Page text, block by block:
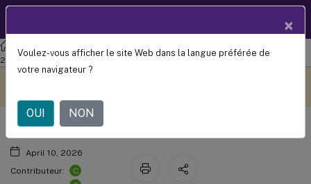
Agent de livraison virtuel Linux
Agent de livraison virtuel Linux
2210
Ce contenu a été traduit
HDX™Insight
April 10, 2026
Contributeur:
C
×
Voulez-vous afficher le site Web dans la langue préférée de
votre navigateur ?
OUI NON